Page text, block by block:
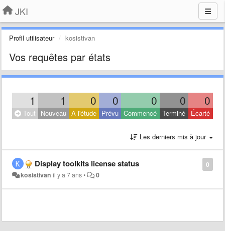
JKI
Profil utilisateur kosistivan
Vos requêtes par états
1 1 0 0 0 0 0
Tout Nouveau À l'étude Prévu Commencé Terminé Écarté
Les derniers mis à jour
0
Display toolkits license status
kosistivan il y a 7 ans• 0